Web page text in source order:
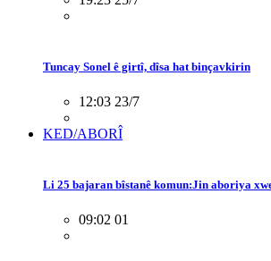
Tuncay Sonel ê girtî, dîsa hat binçavkirin
12:03 23/7
KED/ABORÎ
Li 25 bajaran bîstanê komun:Jin aboriya
09:02 01